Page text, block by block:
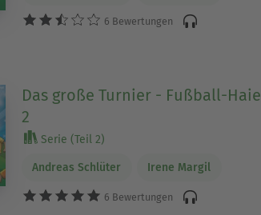
6 Bewertungen
Das große Turnier - Fußball-Haie
2
Serie (Teil 2)
Andreas Schlüter Irene Margil
6 Bewertungen